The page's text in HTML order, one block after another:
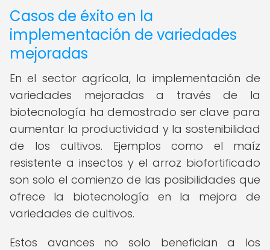
Casos de éxito en la
implementación de variedades
mejoradas
En el sector agrícola, la implementación de
variedades mejoradas a través de la
biotecnología ha demostrado ser clave para
aumentar la productividad y la sostenibilidad
de los cultivos. Ejemplos como el maíz
resistente a insectos y el arroz biofortificado
son solo el comienzo de las posibilidades que
ofrece la biotecnología en la mejora de
variedades de cultivos.
Estos avances no solo benefician a los